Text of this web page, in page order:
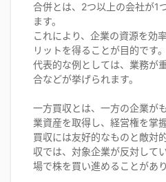
合併とは、2つ以上の会社が1
ます。
これにより、企業の資源を効
リットを得ることが目的です。
代表的な例としては、業務が
合などが挙げられます。
一方買収とは、一方の企業が
業資産を取得し、経営権を掌
買収には友好的なものと敵対
収では、対象企業が反対して
場で株を買い進めることがあり